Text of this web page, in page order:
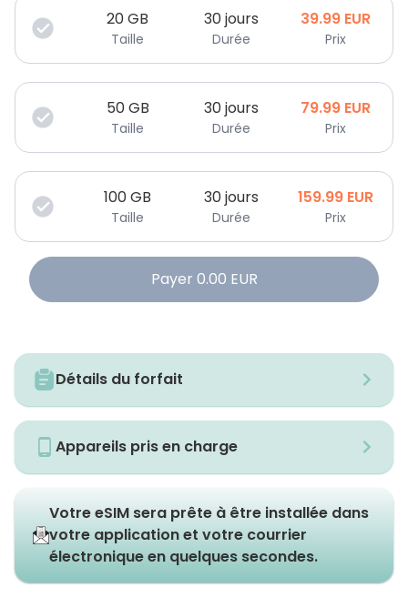
20GB
Taille
30 jours
Durée
39.99 EUR
Prix
50GB
Taille
30 jours
Durée
79.99 EUR
Prix
100GB
Taille
30 jours
Durée
159.99 EUR
Prix
Payer 0.00 EUR
Détails du forfait
Appareils pris en charge
Votre eSIM sera prête à être installée dans
votre application et votre courrier
électronique en quelques secondes.